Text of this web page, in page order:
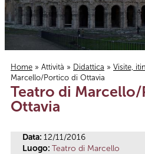
Tu sei qui
Home » Attività » Didattica » Visite,
Marcello/Portico di Ottavia
Teatro di
Ottavia
Data: 12/11/2016
Luogo: Teatro di Marcello